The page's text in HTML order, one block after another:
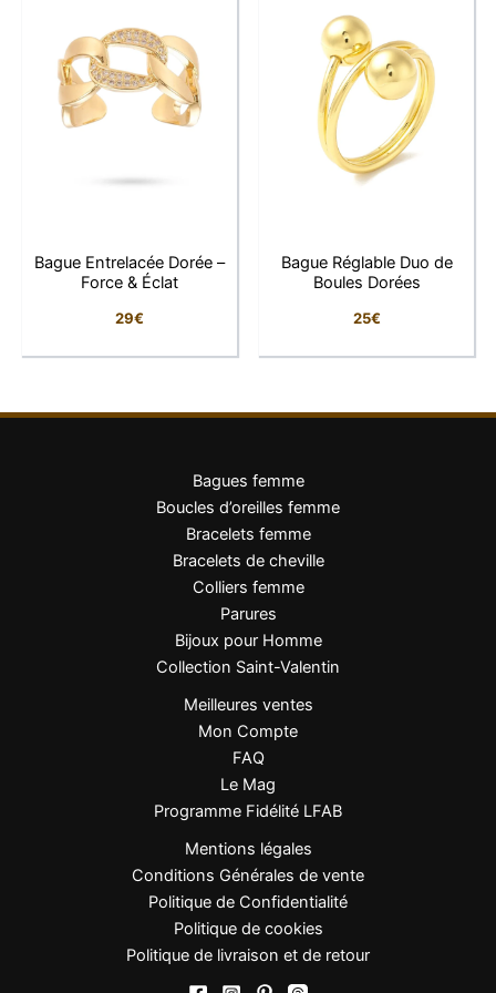
Caractéristiques
Matière: Plaqué or 1 micron
: Zirconiums multicolores baguette
Finition :Brillante et lisse
Une bague pour les personnalités lumineuses
apporte une touche raffinée à n’importe quelle tenue.
Idéale pour rehausser un look minimaliste ou
compléter une tenue élégante.
Nettoyer délicatement avec un chiffon doux
Éviter parfums, lotions et produits chimiques
Ranger à l’abri de l’humidité
Grâce à son plaquage de qualité, la bague
conserve son éclat dans le temps.
Cette bague est-elle réglable ?
Oui, elle s’adapte facilement à toutes les
tailles de doigt.
Le plaqué or résiste-t-il à l’eau ?
Bague Entrelacée Dorée –
Force & Éclat
29€
Bague Réglable Duo de
Boules Dorées
25€
Bagues femme
Boucles d’oreilles femme
Bracelets femme
Bracelets de cheville
Colliers femme
Parures
Bijoux pour Homme
Collection Saint-Valentin
Meilleures ventes
Mon Compte
FAQ
Le Mag
Programme Fidélité LFAB
Mentions légales
Conditions Générales de vente
Politique de Confidentialité
Politique de cookies
Politique de livraison et de retour